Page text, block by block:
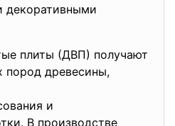
декоративными
плиты (ДВП) получают
пород древесины,
и
В производстве